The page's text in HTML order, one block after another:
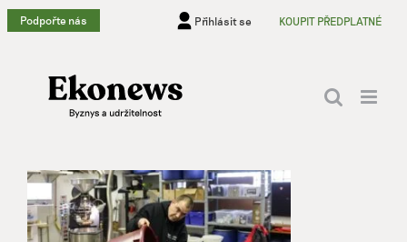
Přeskočit
na
Podpořte nás Přihlásit se KOUPIT PŘEDPLATNÉ